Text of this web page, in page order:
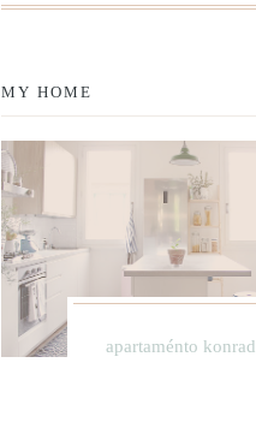
MY HOME
apartaménto konrad